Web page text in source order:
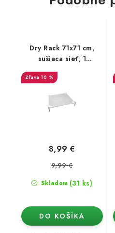
Dry Rack 71x71 cm,
sušiaca sieť, 1
10 %
Skladom (31 ks)
8,99 €
9,99 €
DO KOŠÍKA